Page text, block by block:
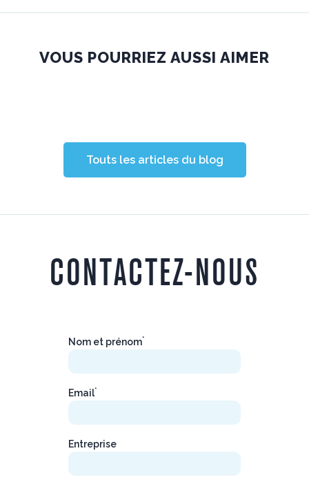
VOUS POURRIEZ AUSSI AIMER
Touts les articles du blog
CONTACTEZ-NOUS
Nom et prénom*
Email*
Entreprise